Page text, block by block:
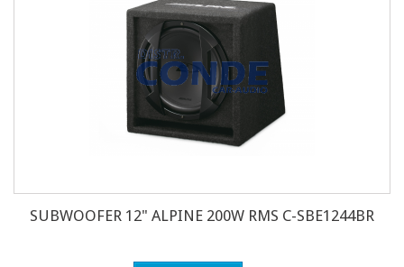
SUBWOOFER 12" ALPINE 200W RMS C-SBE1244BR